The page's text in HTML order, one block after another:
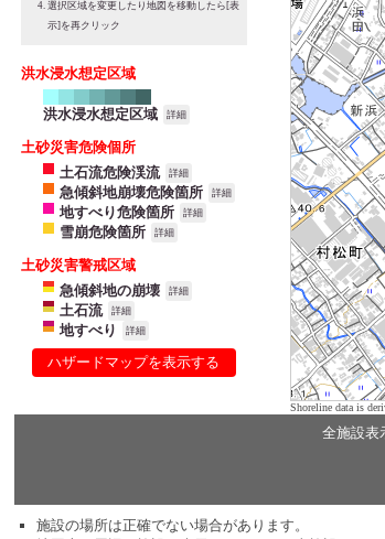
選択区域を変更したり地図を移動したら[表
示]を再クリック
洪水浸水想定区域
洪水浸水想定区域 詳細
土砂災害危険個所
土石流危険渓流
詳細
急傾斜地崩壊危険箇所 詳細
地すべり危険箇所 詳細
雪崩危険箇所 詳細
土砂災害警戒区域
急傾斜地の崩壊
詳細
土石流 詳細
地すべり 詳細
ハザードマップを表示する
Shoreline data is
全施設表
施設の場所は正確でない場合があります。